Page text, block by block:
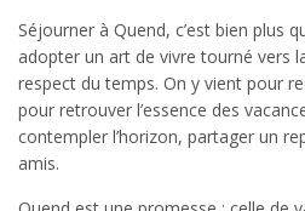
Séjourner à Quend, c’est bien plus
adopter un art de vivre tourné vers
respect du temps. On y vient pour
pour retrouver l’essence des
contempler l’horizon, partager un
amis.